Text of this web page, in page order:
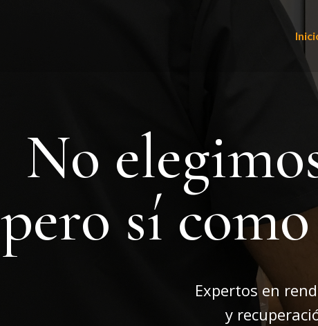
No
pero sí
Expertos en
y